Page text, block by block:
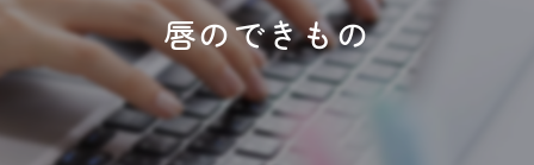
唇のできもの